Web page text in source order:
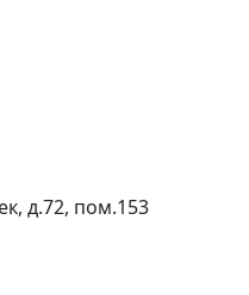
д.72, пом.153